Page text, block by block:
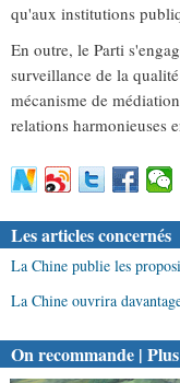
qu'aux institutions
En outre, le Parti
surveillance de la
mécanisme de
relations harmonieuses
Les articles concernés
La Chine publie les
La Chine ouvrira
On recommande |